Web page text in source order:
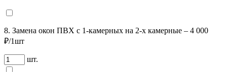
8. Замена окон ПВХ с 1-камерных на 2-х камерные – 4 000
₽/1шт
шт.